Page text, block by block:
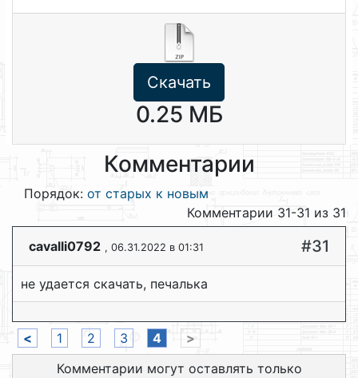
Скачать
0.25 МБ
Комментарии
Порядок: от старых к новым
Комментарии 31-31 из 31
cavalli0792 , 06.31.2022 в 01:31 #31
не удается скачать, печалька
< 1 2 3 4
>
Комментарии могут оставлять только